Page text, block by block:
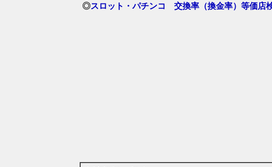
◎スロット・パチンコ 交換率（換金率）等価店